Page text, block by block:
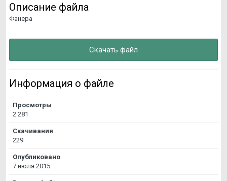
Описание файла
Фанера
Скачать файл
Информация о файле
Просмотры
2 281
Скачивания
229
Опубликовано
7 июля 2015